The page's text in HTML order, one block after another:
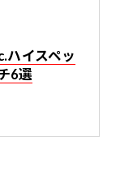
ハイスペッ
6選